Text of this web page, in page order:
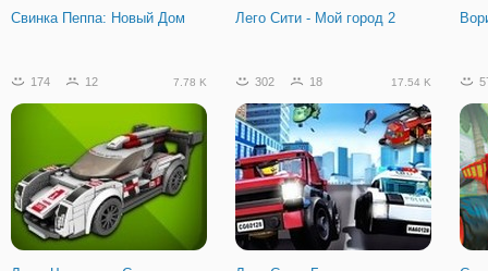
Свинка Пеппа: Новый Дом Лего Сити - Мой город 2
174 12 7.78 K 302 18 17.54 K